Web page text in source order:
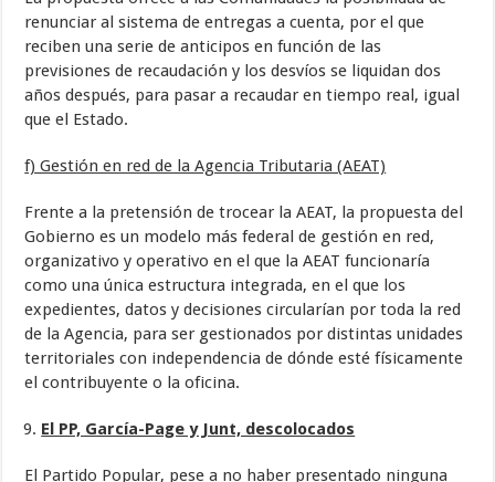
renunciar al sistema de entregas a cuenta, por el que
reciben una serie de anticipos en función de las
previsiones de recaudación y los desvíos se liquidan dos
años después, para pasar a recaudar en tiempo real, igual
que el Estado.
f) Gestión en red de la Agencia Tributaria (AEAT)
Frente a la pretensión de trocear la AEAT, la propuesta del
Gobierno es un modelo más federal de gestión en red,
organizativo y operativo en el que la AEAT funcionaría
como una única estructura integrada, en el que los
expedientes, datos y decisiones circularían por toda la red
de la Agencia, para ser gestionados por distintas unidades
territoriales con independencia de dónde esté físicamente
el contribuyente o la oficina.
El PP, García-Page y Junt, descolocados
El Partido Popular, pese a no haber presentado ninguna